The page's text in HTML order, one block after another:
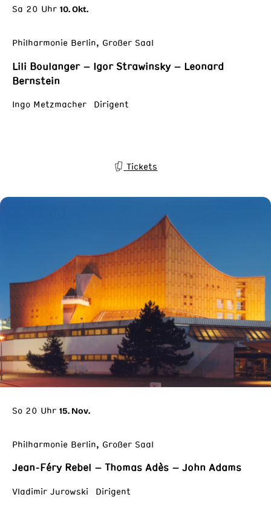
Sa 20 Uhr 10. Okt.
Philharmonie Berlin, Großer Saal
Lili Boulanger – Igor Strawinsky – Leonard
Bernstein
Ingo Metzmacher Dirigent
Tickets
So 20 Uhr 15. Nov.
Philharmonie Berlin, Großer Saal
Jean-Féry Rebel – Thomas Adès – John Adams
Vladimir Jurowski Dirigent